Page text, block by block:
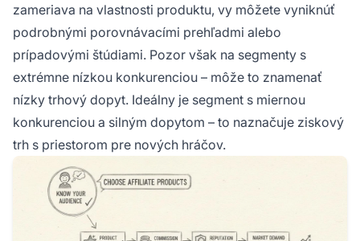
zameriava na vlastnosti produktu, vy môžete vyniknúť
podrobnými porovnávacími prehľadmi alebo
prípadovými štúdiami. Pozor však na segmenty s
extrémne nízkou konkurenciou – môže to znamenať
nízky trhový dopyt. Ideálny je segment s miernou
konkurenciou a silným dopytom – to naznačuje ziskový
trh s priestorom pre nových hráčov.